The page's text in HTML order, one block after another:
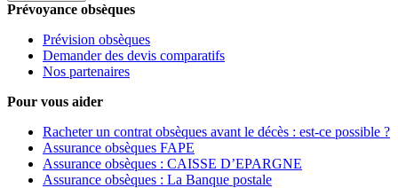
Prévoyance obsèques
Prévision obsèques
Demander des devis comparatifs
Nos partenaires
Pour vous aider
Racheter un contrat obsèques avant le décès : est-ce possible ?
Assurance obsèques FAPE
Assurance obsèques : CAISSE D’EPARGNE
Assurance obsèques : La Banque postale